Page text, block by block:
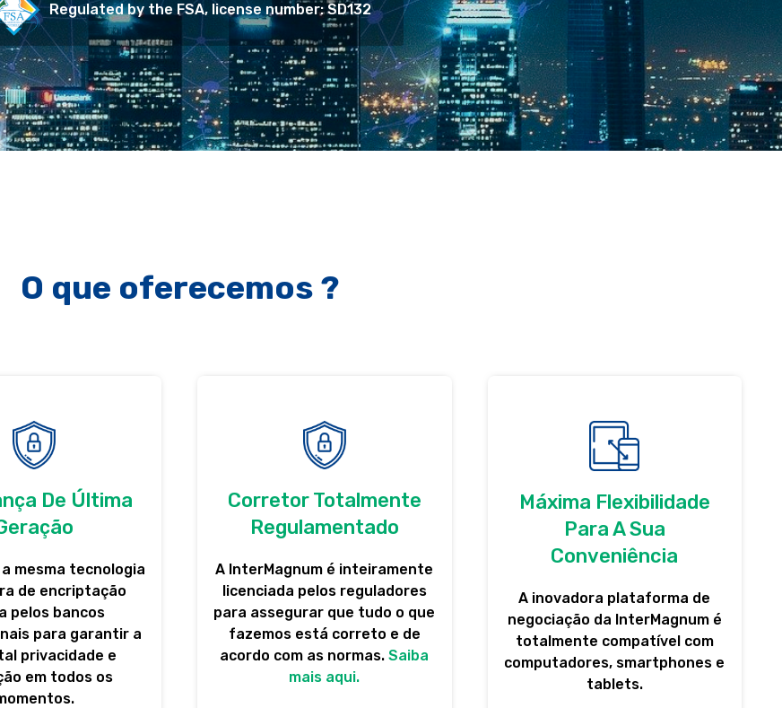
Regulated by the FSA, license number: SD132
O que oferecemos ?
De Última
mesma tecnologia
de encriptação
pelos bancos
para garantir a
privacidade e
em todos os
Corretor Totalmente
Regulamentado
A InterMagnum é inteiramente
licenciada pelos reguladores
para assegurar que tudo o que
fazemos está correto e de
acordo com as normas.Saiba
mais aqui.
Máxima Flexibilidade
Para A Sua
Conveniência
A inovadora plataforma de
negociação da InterMagnum é
totalmente compatível com
computadores, smartphones e
tablets.